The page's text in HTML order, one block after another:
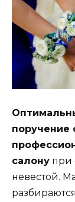
поручение
салону при
невестой.